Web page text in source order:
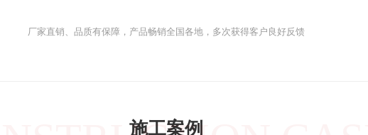
厂家直销、品质有保障，产品畅销全国各地，多次获得客户良好反馈
施工案例